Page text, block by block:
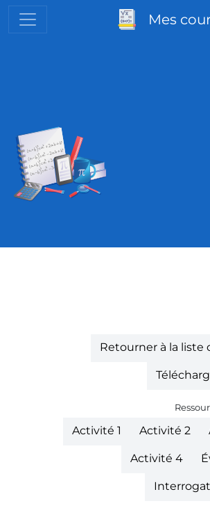
Mes
Retourner à la liste
Activité 1 Activité 2
Activité 4